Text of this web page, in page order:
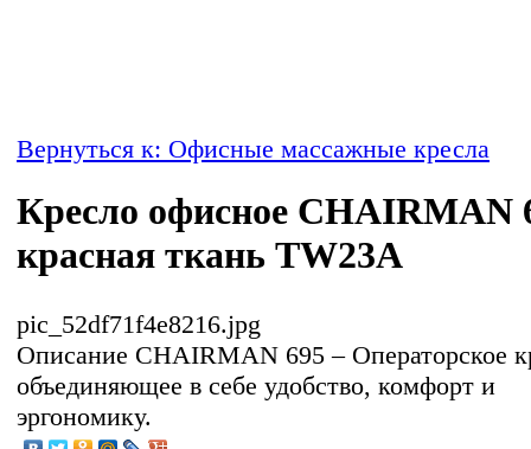
Вернуться к: Офисные массажные кресла
Кресло офисное CHAIRMAN
красная ткань TW23А
pic_52df71f4e8216.jpg
Описание CHAIRMAN 695 – Операторское
объединяющее в себе удобство, комфорт и
эргономику.